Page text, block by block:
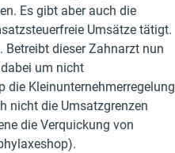
Es gibt aber auch die
Umsätze tätigt.
Betreibt dieser Zahnarzt nun
um nicht
die Kleinunternehmerregelung
nicht die Umsatzgrenzen
die Verquickung von